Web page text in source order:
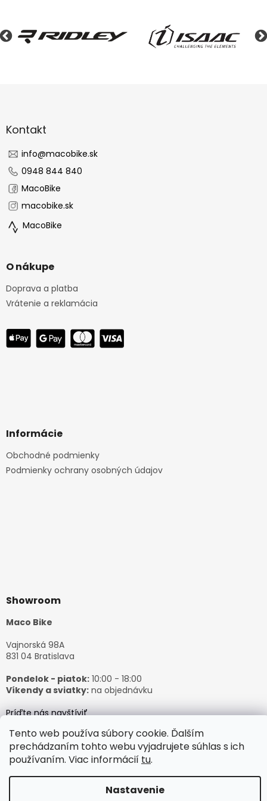
Tento web používa súbory cookie. Ďalším
prechádzaním tohto webu vyjadrujete súhlas s ich
používaním. Viac informácií tu.
Nastavenie
äKontakt
info@macobike.sk
0948 844 840
MacoBike
macobike.sk
MacoBike
O nákupe
Doprava a platba
Vrátenie a reklamácia
Informácie
Obchodné podmienky
Podmienky ochrany osobných údajov
Showroom
Maco Bike
Vajnorská 98A
831 04 Bratislava
Pondelok - piatok: 10:00 - 18:00
Víkendy a sviatky: na objednávku
Príďte nás navštíviť
Vytvoril Shoptet